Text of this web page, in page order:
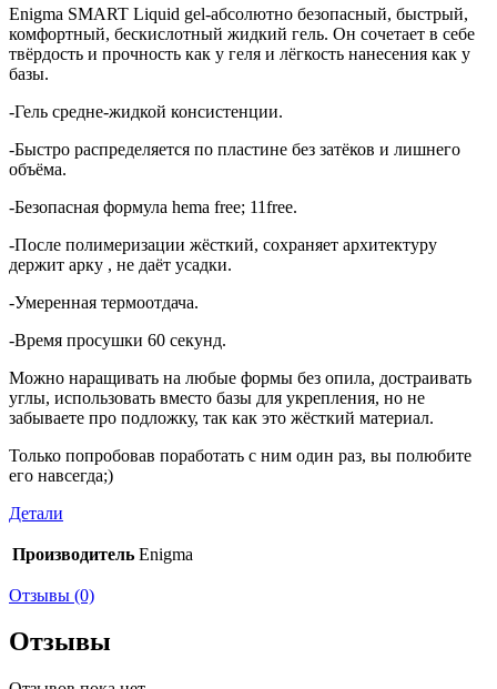
Enigma SMART Liquid gel-абсолютно безопасный, быстрый,
комфортный, бескислотный жидкий гель. Он сочетает в себе
твёрдость и прочность как у геля и лёгкость нанесения как у
базы.
-Гель средне-жидкой консистенции.
-Быстро распределяется по пластине без затёков и лишнего
объёма.
-Безопасная формула hema free; 11free.
-После полимеризации жёсткий, сохраняет архитектуру
держит арку , не даёт усадки.
-Умеренная термоотдача.
-Время просушки 60 секунд.
Можно наращивать на любые формы без опила, достраивать
углы, использовать вместо базы для укрепления, но не
забываете про подложку, так как это жёсткий материал.
Только попробовав поработать с ним один раз, вы полюбите
его навсегда;)
Детали
Производитель Enigma
Отзывы (0)
Отзывы